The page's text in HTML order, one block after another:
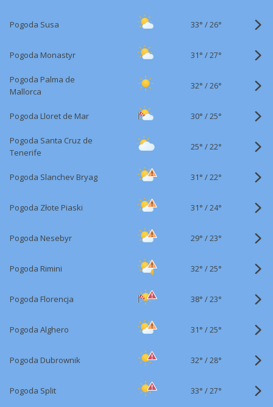
Pogoda Susa 33° /26°
Pogoda Monastyr 31° /27°
Pogoda Palma de
Mallorca
32° /26°
Pogoda Lloret de Mar 30° /25°
Pogoda Santa Cruz de
Tenerife
25° /22°
Pogoda Slanchev Bryag 31° /22°
Pogoda Złote Piaski 31° /24°
Pogoda Nesebyr 29° /23°
Pogoda Rimini 32° /25°
Pogoda Florencja 38° /23°
Pogoda Alghero 31° /25°
Pogoda Dubrownik 32° /28°
Pogoda Split 33° /27°